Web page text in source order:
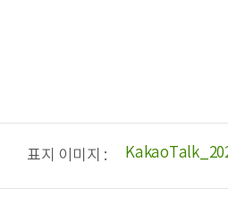
표지 이미지 :